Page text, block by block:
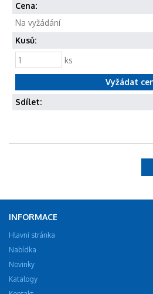
Cena:
Na vyžádání
Kusů:
ks
Sdílet:
INFORMACE
Hlavní stránka
Nabídka
Novinky
Katalogy